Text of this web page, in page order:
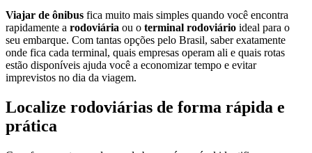
Viajar de ônibus fica muito mais simples quando você encontra
rapidamente a rodoviária ou o terminal rodoviário ideal para o
seu embarque. Com tantas opções pelo Brasil, saber exatamente
onde fica cada terminal, quais empresas operam ali e quais rotas
estão disponíveis ajuda você a economizar tempo e evitar
imprevistos no dia da viagem.
Localize rodoviárias de forma rápida e
prática